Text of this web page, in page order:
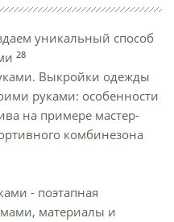
уникальный способ
28
Выкройки одежды
руками: особенности
на примере мастер-
комбинезона
- поэтапная
материалы и